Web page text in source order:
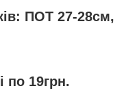
ПОТ 27-28см,
по 19грн.